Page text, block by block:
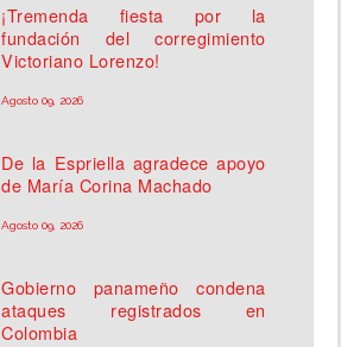
¡Tremenda fiesta por la
fundación del corregimiento
Victoriano Lorenzo!
Agosto 09, 2026
De la Espriella agradece apoyo
de María Corina Machado
Agosto 09, 2026
Gobierno panameño condena
ataques registrados en
Colombia